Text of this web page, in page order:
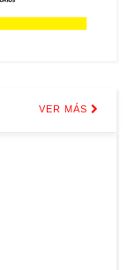
VER MÁS